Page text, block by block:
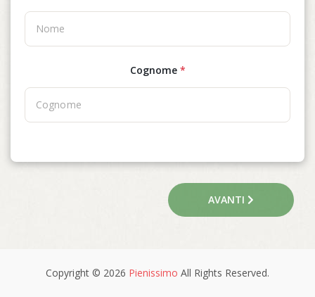
Cognome *
AVANTI
Copyright © 2026 Pienissimo All Rights Reserved.